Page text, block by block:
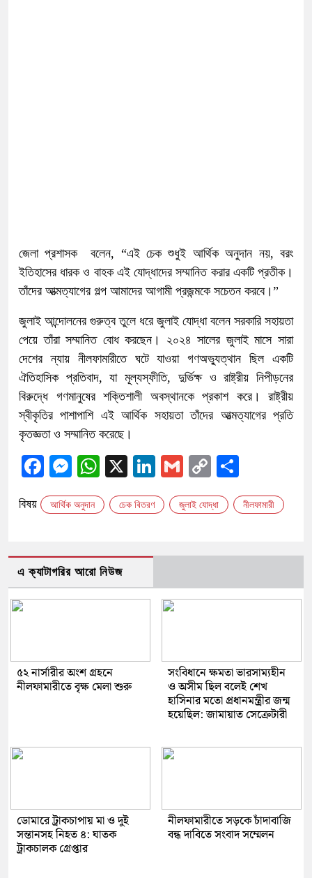
জেলা প্রশাসক বলেন, “এই চেক শুধুই আর্থিক অনুদান নয়, বরং
ইতিহাসের ধারক ও বাহক এই যোদ্ধাদের সম্মানিত করার একটি প্রতীক।
তাঁদের আত্মত্যাগের গল্প আমাদের আগামী প্রজন্মকে সচেতন করবে।”
জুলাই আন্দোলনের গুরুত্ব তুলে ধরে জুলাই যোদ্ধা বলেন সরকারি সহায়তা
পেয়ে তাঁরা সম্মানিত বোধ করছেন। ২০২৪ সালের জুলাই মাসে সারা
দেশের ন্যায় নীলফামারীতে ঘটে যাওয়া গণঅভ্যুত্থান ছিল একটি
ঐতিহাসিক প্রতিবাদ, যা মূল্যস্ফীতি, দুর্ভিক্ষ ও রাষ্ট্রীয় নিপীড়নের
বিরুদ্ধে গণমানুষের শক্তিশালী অবস্থানকে প্রকাশ করে। রাষ্ট্রীয়
স্বীকৃতির পাশাপাশি এই আর্থিক সহায়তা তাঁদের আত্মত্যাগের প্রতি
কৃতজ্ঞতা ও সম্মানিত করেছে।
Facebook
Messenger
WhatsApp
X LinkedIn
GmailCopy
বিষয় আর্থিক অনুদান চেক বিতরণ জুলাই যোদ্ধা নীলফামারী
এ ক্যাটাগরির আরো নিউজ
৫২ নার্সারীর অংশ গ্রহনে
নীলফামারীতে বৃক্ষ মেলা শুরু
সংবিধানে ক্ষমতা ভারসাম্যহীন
ও অসীম ছিল বলেই শেখ
হাসিনার মতো প্রধানমন্ত্রীর জন্ম
হয়েছিল: জামায়াত সেক্রেটারী
ডোমারে ট্রাকচাপায় মা ও দুই
সন্তানসহ নিহত ৪: ঘাতক
ট্রাকচালক গ্রেপ্তার
নীলফামারীতে সড়কে চাঁদাবাজি
বন্ধ দাবিতে সংবাদ সম্মেলন